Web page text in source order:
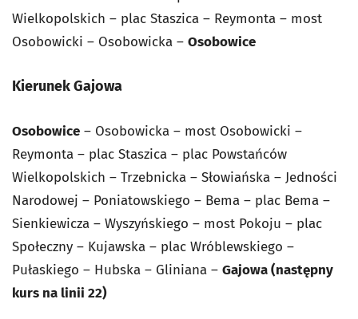
Wielkopolskich – plac Staszica – Reymonta – most
Osobowicki – Osobowicka – Osobowice
Kierunek Gajowa
Osobowice – Osobowicka – most Osobowicki –
Reymonta – plac Staszica – plac Powstańców
Wielkopolskich – Trzebnicka – Słowiańska – Jedności
Narodowej – Poniatowskiego – Bema – plac Bema –
Sienkiewicza – Wyszyńskiego – most Pokoju – plac
Społeczny – Kujawska – plac Wróblewskiego –
Pułaskiego – Hubska – Gliniana – Gajowa (następny
kurs na linii 22)